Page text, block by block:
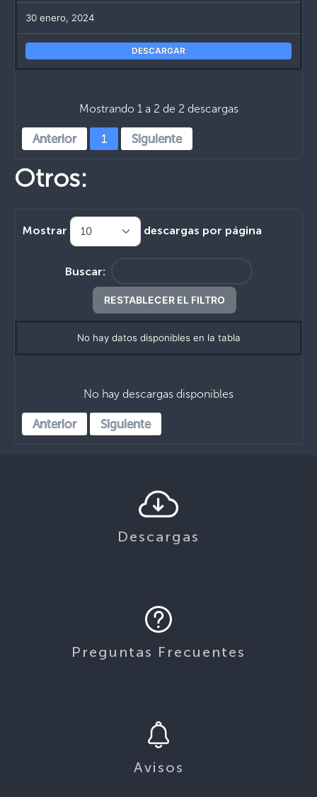
30 enero, 2024
DESCARGAR
Mostrando 1 a 2 de 2 descargas
Anterior 1 Siguiente
Otros:
Mostrar descargas por página
Buscar:
RESTABLECER EL FILTRO
No hay datos disponibles en la tabla
No hay descargas disponibles
Anterior Siguiente
Descargas
Preguntas Frecuentes
Avisos